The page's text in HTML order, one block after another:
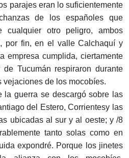
parajes eran lo suficientemente
de los españoles que
cualquier otro peligro, ambos
por fin, en el valle Calchaquí y
empresa cumplida, ciertamente
Tucumán respiraron durante
de los mocobíes.
la guerra se descargó sobre las
del Estero, Corrientesy las
ubicadas al sur y al oeste; y /8
tanto solas como en
expondré. Porque los jinetes